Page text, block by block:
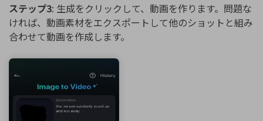
ステップ3: 生成をクリックして、動画を作ります。問題な
ければ、動画素材をエクスポートして他のショットと組み
合わせて動画を作成します。